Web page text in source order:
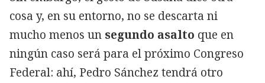
cosa y, en su entorno, no se descarta ni
mucho menos un segundo asalto que en
ningún caso será para el próximo Congreso
Federal: ahí, Pedro Sánchez tendrá otro